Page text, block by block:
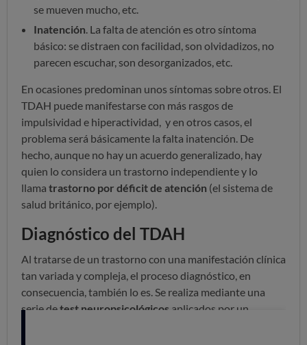
se mueven mucho, etc.
Inatención . La falta de atención es otro síntoma
básico: se distraen con facilidad, son olvidadizos, no
parecen escuchar, son desorganizados, etc.
En ocasiones predominan unos síntomas sobre otros. El
TDAH puede manifestarse con más rasgos de
impulsividad e hiperactividad, y en otros casos, el
problema será básicamente la falta inatención. De
hecho, aunque no hay un acuerdo generalizado, hay
quien lo considera un trastorno independiente y lo
llama trastorno por déficit de atención (el sistema de
salud británico, por ejemplo).
Diagnóstico del TDAH
Al tratarse de un trastorno con una manifestación clínica
tan variada y compleja, el proceso diagnóstico, en
consecuencia, también lo es. Se realiza mediante una
serie detest neuropsicológicos aplicados por un